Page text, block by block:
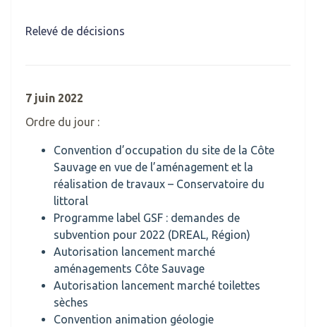
Relevé de décisions
7 juin 2022
Ordre du jour :
Convention d’occupation du site de la Côte
Sauvage en vue de l’aménagement et la
réalisation de travaux – Conservatoire du
littoral
Programme label GSF : demandes de
subvention pour 2022 (DREAL, Région)
Autorisation lancement marché
aménagements Côte Sauvage
Autorisation lancement marché toilettes
sèches
Convention animation géologie